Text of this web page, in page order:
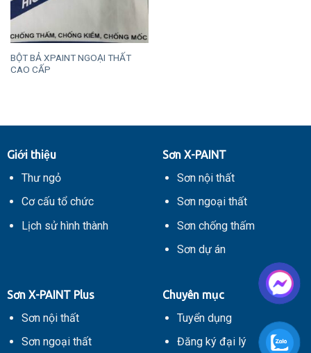
BỘT BẢ XPAINT NGOẠI THẤT
CAO CẤP
Giới thiệu
Thư ngỏ
Cơ cấu tổ chức
Lịch sử hình thành
Sơn X-PAINT
Sơn nội thất
Sơn ngoại thất
Sơn chống thấm
Sơn dự án
Sơn X-PAINT Plus
Sơn nội thất
Sơn ngoại thất
Chuyên mục
Tuyển dụng
Đăng ký đại lý